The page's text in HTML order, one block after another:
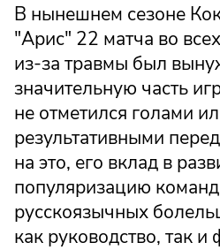
В нынешнем сезоне
"Арис" 22 матча во
из-за травмы был
значительную часть
не отметился голами
результативными
на это, его вклад в
популяризацию
русскоязычных
как руководство, так и